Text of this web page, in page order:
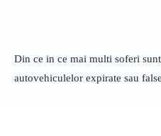
Din ce in ce mai multi soferi
autovehiculelor expirate sau